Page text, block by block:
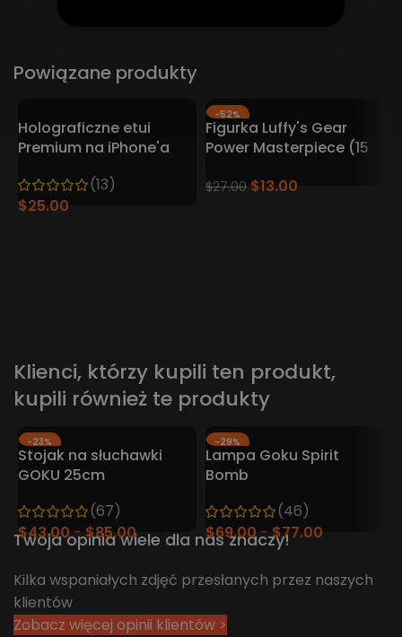
Powiązane produkty
Holograficzne etui
Premium na iPhone'a
(13)
$25.00
-52%
Figurka Luffy's Gear
Power Masterpiece (15
$27.00 $13.00
Klienci, którzy kupili ten produkt,
kupili również te produkty
-23%
GORĄCY
Stojak na słuchawki
GOKU 25cm
(67)
$43.00 $85.00
-29%
GORĄCY
Lampa Goku Spirit
Bomb
(46)
$69.00 $77.00
Twoja opinia wiele dla nas znaczy!
Kilka wspaniałych zdjęć przesłanych przez naszych
klientów
Zobacz więcej opinii klientów >